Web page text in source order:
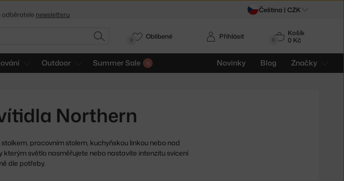
HLEDAT 0
Košík
0 Kč
Outdoor Summer Sale Novinky Blog Značky
Přihlásit
0 Oblíbené
Northern
pracovním stolem, kuchyňskou linkou nebo nad
světlo nasměřujete nebo nastavíte intenzitu svícení
dle potřeby.
Čeština | CZK